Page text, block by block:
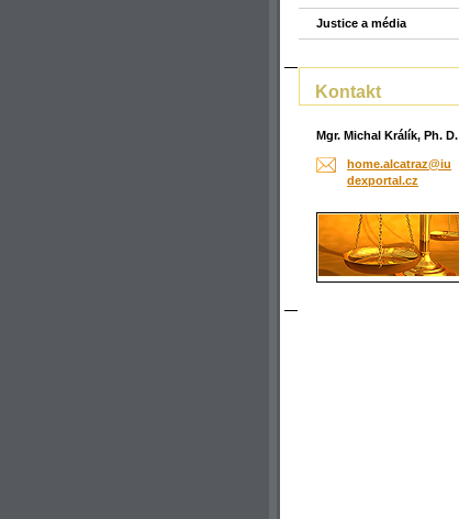
Justice a média
Kontakt
Mgr. Michal Králík, Ph. D.
home.alcatraz@iu
dexportal.cz